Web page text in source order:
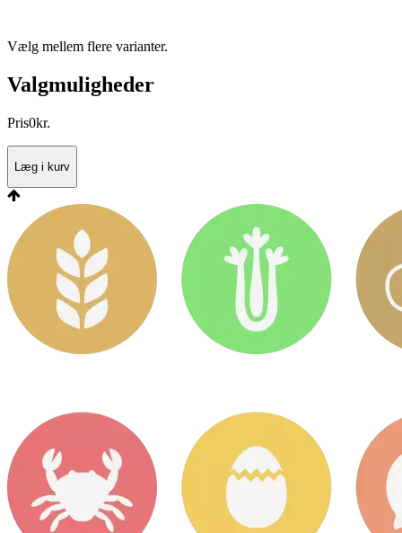
Vælg mellem flere varianter.
Valgmuligheder
Pris0kr.
Læg i kurv